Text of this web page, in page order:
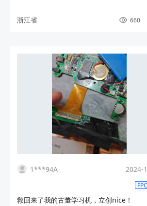
浙江省 660
1***94A 2024-
救回来了我的古董学习机，立创nice！